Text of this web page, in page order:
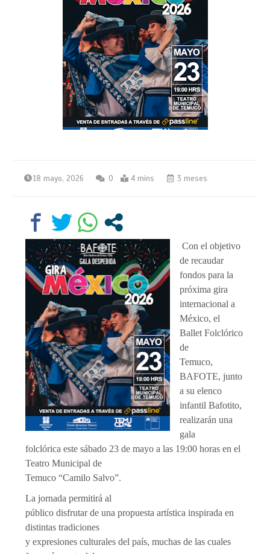
18 mayo, 2026 0 4 mins 3 meses
Con el objetivo
de recaudar
fondos para la
próxima gira
internacional a
México, el
Ballet Folclórico
de
Temuco,
BAFOTE, junto
a su elenco
infantil Bafotito,
realizarán una
gala
folclórica este sábado 23 de mayo a las 19:00 horas en el
Teatro Municipal de
Temuco “Camilo Salvo”.
La jornada permitirá al
público disfrutar de una propuesta artística inspirada en
distintas tradiciones
y expresiones culturales del país, muchas de las cuales